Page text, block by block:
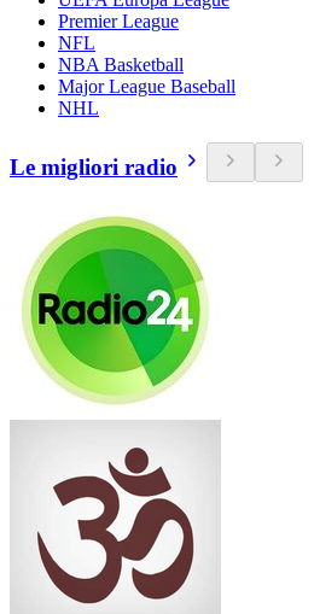
Premier League
NFL
NBA Basketball
Major League Baseball
NHL
Le migliori radio